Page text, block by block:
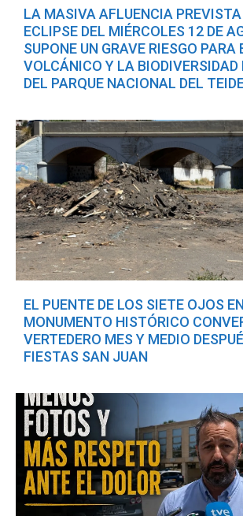
LA MASIVA AFLUENCIA
ECLIPSE DEL MIÉRCOLES 12 DE
SUPONE UN GRAVE RIESGO PARA
VOLCÁNICO Y LA BIODIVERSIDAD
DEL PARQUE NACIONAL DEL
EL PUENTE DE LOS SIETE OJOS
MONUMENTO HISTÓRICO
VERTEDERO MES Y MEDIO
FIESTAS SAN JUAN